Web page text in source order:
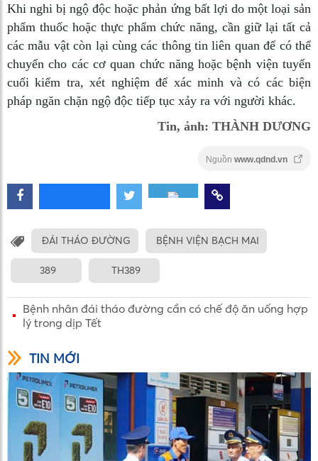
Khi nghi bị ngộ độc hoặc phản ứng bất lợi do một loại sản
phẩm thuốc hoặc thực phẩm chức năng, cần giữ lại tất cả
các mẫu vật còn lại cùng các thông tin liên quan để có thể
chuyển cho các cơ quan chức năng hoặc bệnh viện tuyến
cuối kiểm tra, xét nghiệm để xác minh và có các biện
pháp ngăn chặn ngộ độc tiếp tục xảy ra với người khác.
Tin, ảnh: THÀNH DƯƠNG
Nguồn www.qdnd.vn
ĐÁI THÁO ĐƯỜNG BỆNH VIỆN BẠCH MAI
389 TH389
Bệnh nhân đái tháo đường cần có chế độ ăn uống hợp
lý trong dịp Tết
TIN MỚI